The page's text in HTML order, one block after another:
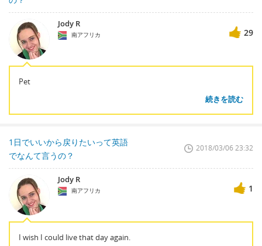
Jody R
南アフリカ 29
Pet
続きを読む
1日でいいから戻りたいって英語
でなんて言うの？
2018/03/06 23:32
Jody R
南アフリカ 1
I wish I could live that day again.